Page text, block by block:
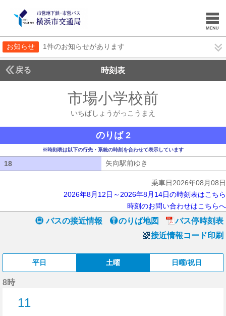
お知らせ 1件のお知らせがあります
戻る 時刻表
市場小学校前
いちばしょうがっこうまえ
のりば 2
※時刻表は以下の行先・系統の時刻を合わせて表示しています
18 矢向駅前ゆき
乗車日2026年08月08日
2026年8月12日～2026年8月14日の時刻表はこちら
時刻のお問い合わせはこちらへ
バスの接近情報 のりば地図
バス停時刻表
接近情報コード印刷
平日 土曜 日曜/祝日
8時
11